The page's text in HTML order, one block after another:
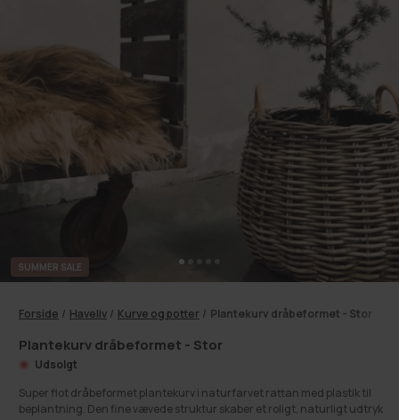
SUMMER SALE
Forside / Haveliv / Kurve og potter / Plantekurv dråbeformet - Stor
Plantekurv dråbeformet - Stor
Udsolgt
Super flot dråbeformet plantekurv i naturfarvet rattan med plastik til
beplantning. Den fine vævede struktur skaber et roligt, naturligt udtryk